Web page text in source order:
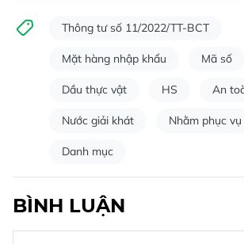
Thông tư số 11/2022/TT-BCT
Mặt hàng nhập khẩu Mã số
Dầu thực vật HS An
Nước giải khát Nhằm phục vụ
Danh mục
BÌNH LUẬN